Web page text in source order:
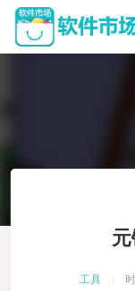
工具